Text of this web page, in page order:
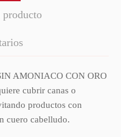
producto
AMONIACO CON ORO
cubrir canas o
productos con
cuero cabelludo.